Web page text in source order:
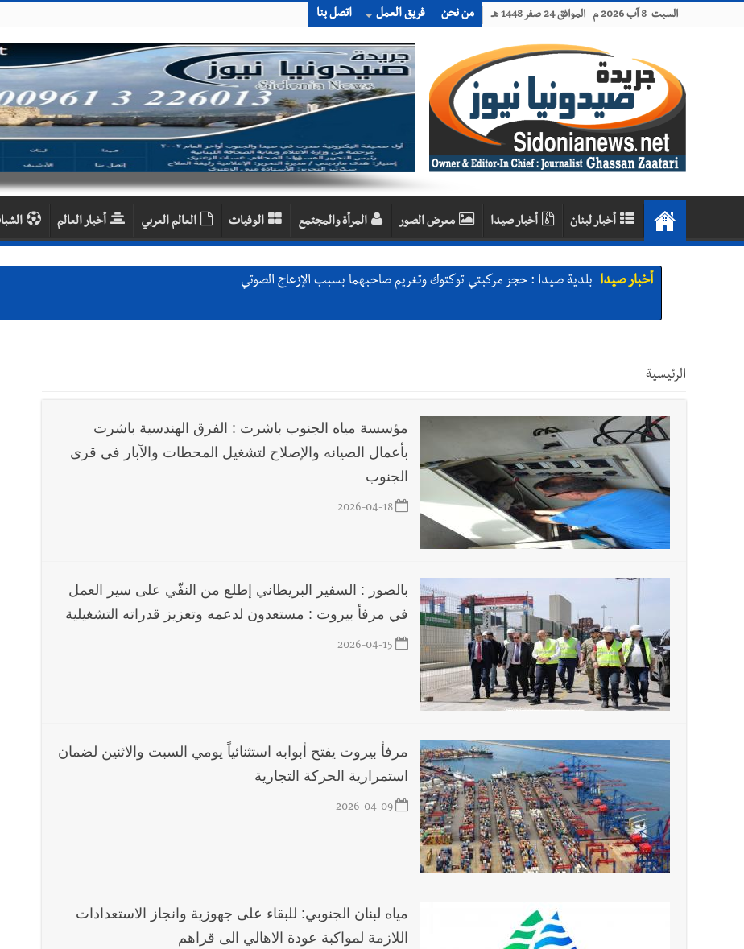
السبت 8 آب 2026 م الموافق 24 صفر 1448 هـ من نحن فريق العمل اتصل بنا
أخبار لبنان أخبار صيدا معرض الصور المرأة والمجتمع الوفيات العالم العربي أخبار العالم
أخبار صيدا بلدية صيدا : حجز مركبتي توكتوك وتغريم صاحبهما بسبب الإزعاج الصوتي
أخبار صيدا بالصور : بلدية صيدا تستقبل السيد محمد زيدان: استعراض شامل لمشاريع وتأكيدٌ على حماية القيمة التراثية للمدينة
أخبار صيدا عمر مرجان يطلق أكاديمية نادي الحرية لكرة القدم
أخبار لبنان
بالتفاصيل : جلسة لمجلس الوزراء في قصر بعبدا الوقائع والمقررات :
مفكرة النشاطات الرسمية المقررة في لبنان ليوم السبت 8-8-2026
أخبار لبنان
قراءات ومستجدات ومواقف في لبنان والمنطقة - السبت 8-8-2026: لاءات إسرائيل
يرفع منسوب التصعيد الإسرائيلي؟ | الخيام وبنت جبيل خارج التجربة؟
أخبار لبنان أسرار الصحف المحلية الصادرة في لبنان ليوم السبت 8-8-2026
أخبار لبنان مقدمات نشرات الأخبار المسائية في لبنان ليوم الجمعة 7-8-2026
الرئيسية
مؤسسة مياه الجنوب باشرت : الفرق الهندسية باشرت
بأعمال الصيانه والإصلاح لتشغيل المحطات والآبار في قرى
الجنوب
2026-04-18
بالصور : السفير البريطاني إطلع من النفّي على سير العمل
في مرفأ بيروت : مستعدون لدعمه وتعزيز قدراته التشغيلية
2026-04-15
مرفأ بيروت يفتح أبوابه استثنائياً يومي السبت والاثنين لضمان
استمرارية الحركة التجارية
2026-04-09
مياه لبنان الجنوبي: للبقاء على جهوزية وانجاز الاستعدادات
اللازمة لمواكبة عودة الاهالي الى قراهم